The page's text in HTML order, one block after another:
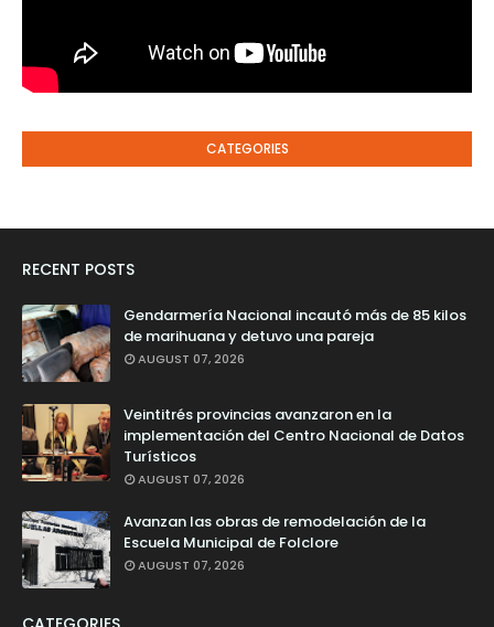
CATEGORIES
RECENT POSTS
Gendarmería Nacional incautó más de 85 kilos
de marihuana y detuvo una pareja
AUGUST 07, 2026
Veintitrés provincias avanzaron en la
implementación del Centro Nacional de Datos
Turísticos
AUGUST 07, 2026
Avanzan las obras de remodelación de la
Escuela Municipal de Folclore
AUGUST 07, 2026